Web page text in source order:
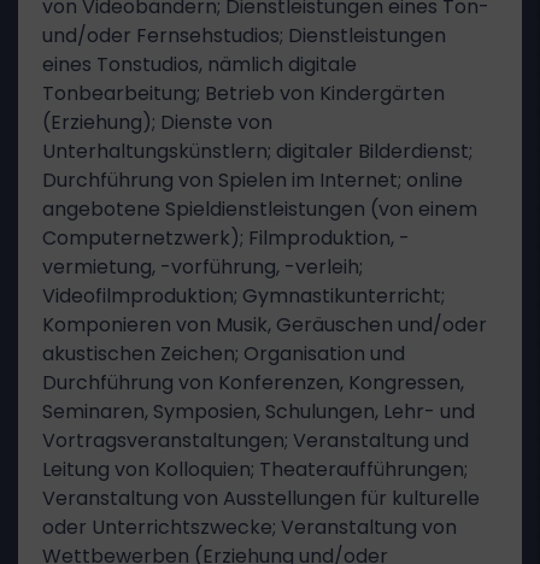
von Videobändern; Dienstleistungen eines Ton-
und/oder Fernsehstudios; Dienstleistungen
eines Tonstudios, nämlich digitale
Tonbearbeitung; Betrieb von Kindergärten
(Erziehung); Dienste von
Unterhaltungskünstlern; digitaler Bilderdienst;
Durchführung von Spielen im Internet; online
angebotene Spieldienstleistungen (von einem
Computernetzwerk); Filmproduktion, -
vermietung, -vorführung, -verleih;
Videofilmproduktion; Gymnastikunterricht;
Komponieren von Musik, Geräuschen und/oder
akustischen Zeichen; Organisation und
Durchführung von Konferenzen, Kongressen,
Seminaren, Symposien, Schulungen, Lehr- und
Vortragsveranstaltungen; Veranstaltung und
Leitung von Kolloquien; Theateraufführungen;
Veranstaltung von Ausstellungen für kulturelle
oder Unterrichtszwecke; Veranstaltung von
Wettbewerben (Erziehung und/oder